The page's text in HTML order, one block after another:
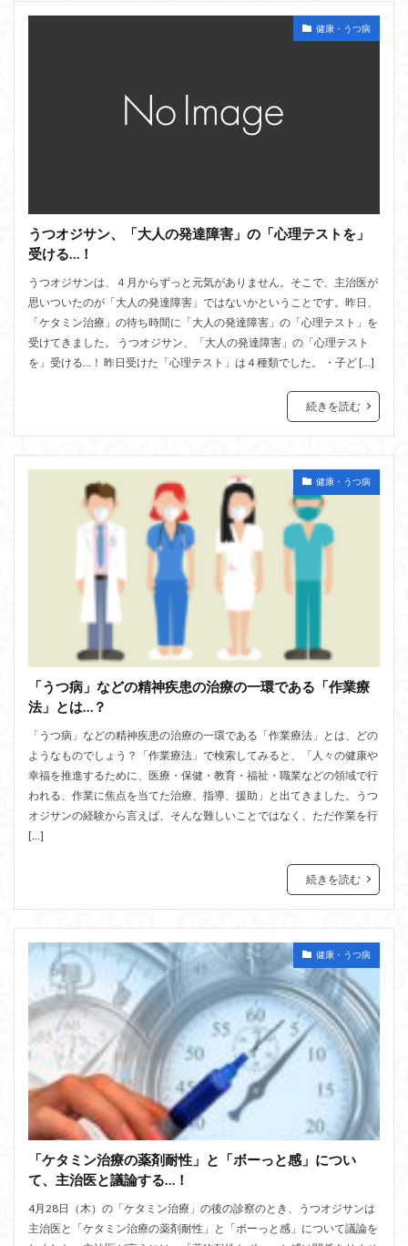
健康・うつ病
うつオジサン、「大人の発達障害」の「心理テストを」
受ける…！
うつオジサンは、４月からずっと元気がありません。そこで、主治医が
思いついたのが「大人の発達障害」ではないかということです。昨日、
「ケタミン治療」の待ち時間に「大人の発達障害」の「心理テスト」を
受けてきました。 うつオジサン、「大人の発達障害」の「心理テスト
を」受ける…！ 昨日受けた「心理テスト」は４種類でした。 ・子ど […]
続きを読む
健康・うつ病
「うつ病」などの精神疾患の治療の一環である「作業療
法」とは…？
「うつ病」などの精神疾患の治療の一環である「作業療法」とは、どの
ようなものでしょう？「作業療法」で検索してみると、「人々の健康や
幸福を推進するために、医療・保健・教育・福祉・職業などの領域で行
われる、作業に焦点を当てた治療、指導、援助」と出てきました。うつ
オジサンの経験から言えば、そんな難しいことではなく、ただ作業を行
[…]
続きを読む
健康・うつ病
「ケタミン治療の薬剤耐性」と「ボーっと感」につい
て、主治医と議論する…！
4月28日（木）の「ケタミン治療」の後の診察のとき、うつオジサンは
主治医と「ケタミン治療の薬剤耐性」と「ボーっと感」について議論を